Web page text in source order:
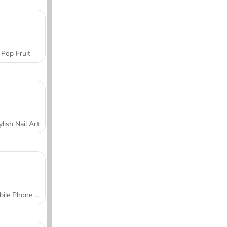
Pop Fruit
Nail Art
Mobile Phone Case Design & DIY